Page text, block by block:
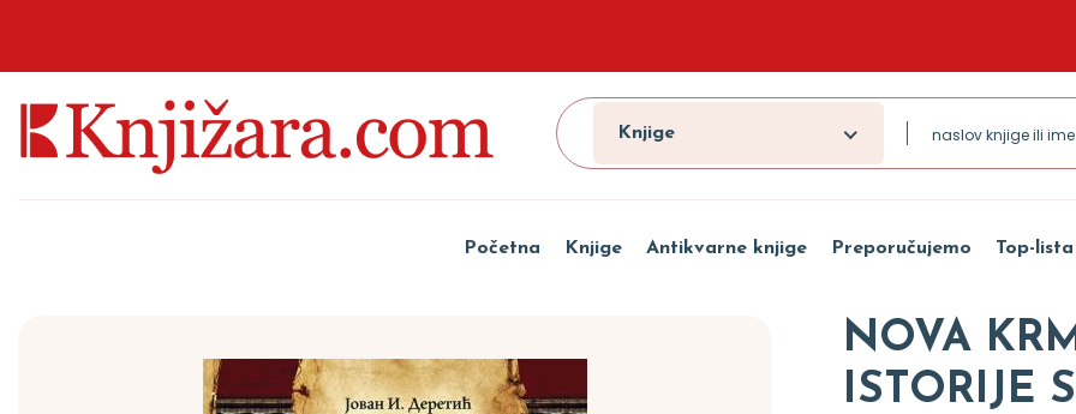
Knjige
Početna Knjige Antikvarne knjige Preporučujemo Top-lista
NOVA
ISTORIJE